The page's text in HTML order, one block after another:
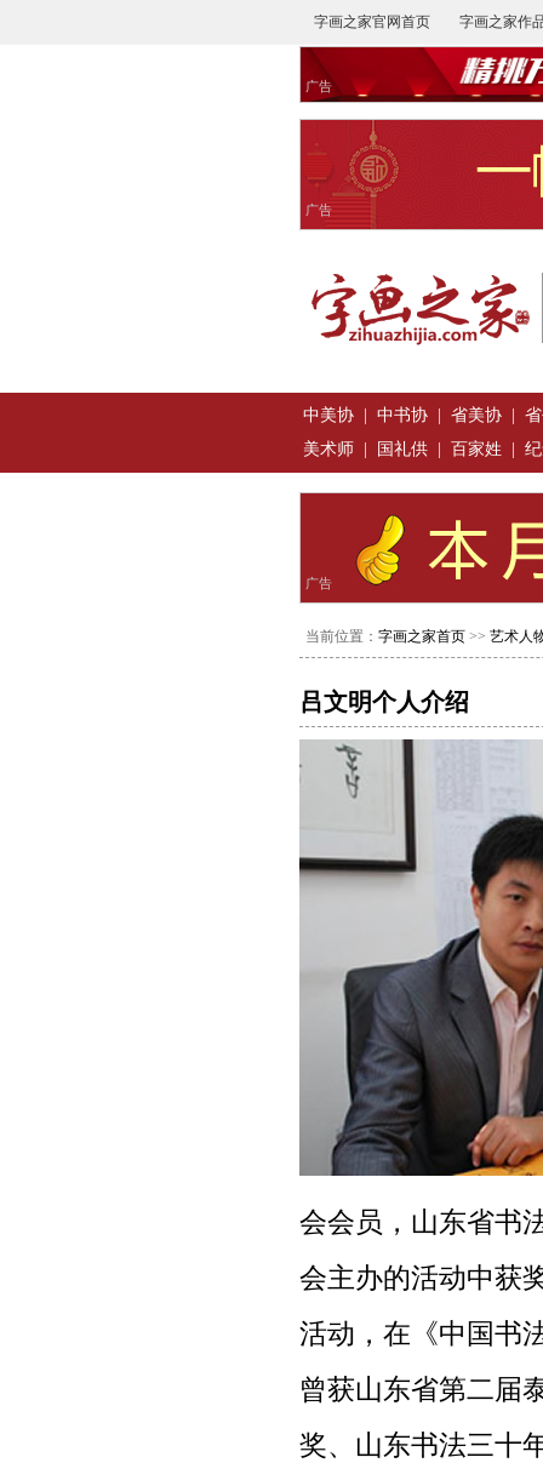
字画之家官网首页 字画之家作
广告
广告
中美协| 中书协| 省美协|
美术师| 国礼供| 百家姓 |
广告
当前位置： 字画之家首页>> 艺术人
吕文明个人介绍
会会员，山东省书
会主办的活动中获
活动，在《中国书
曾获山东省第二届
奖、山东书法三十